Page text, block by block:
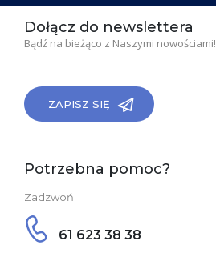
Dołącz do newslettera
Bądź na bieżąco z Naszymi nowościami!
ZAPISZ SIĘ
Potrzebna pomoc?
Zadzwoń:
61 623 38 38